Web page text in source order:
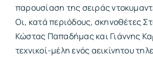
παρουσίαση της σειράς
Οι, κατά περιόδους, σκηνοθέτες
Κώστας Παπαδήμας και Γιάννης
τεχνικοί-μέλη ενός αεικίνητου